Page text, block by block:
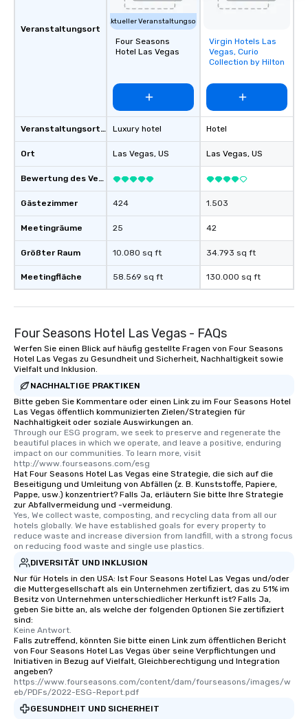
Veranstaltungsort
Veranstaltungsortstyp
Ort
Bewertung des Veranstaltungsortes
Gästezimmer
Meetingräume
Größter Raum
Meetingfläche
Aktueller Veranstaltungsort
Four Seasons
Hotel Las Vegas
Luxury hotel
Las Vegas, US
424
25
10.080 sq ft
58.569 sq ft
Removed from
favorites
Virgin Hotels Las
Vegas, Curio
Collection by Hilton
Hotel
Las Vegas, US
1.503
42
34.793 sq ft
130.000 sq ft
Four Seasons Hotel Las Vegas - FAQs
Werfen Sie einen Blick auf häufig gestellte Fragen von Four Seasons
Hotel Las Vegas zu Gesundheit und Sicherheit, Nachhaltigkeit sowie
Vielfalt und Inklusion.
NACHHALTIGE PRAKTIKEN
Bitte geben Sie Kommentare oder einen Link zu im Four Seasons Hotel
Las Vegas öffentlich kommunizierten Zielen/Strategien für
Nachhaltigkeit oder soziale Auswirkungen an.
Through our ESG program, we seek to preserve and regenerate the
beautiful places in which we operate, and leave a positive, enduring
impact on our communities. To learn more, visit
http://www.fourseasons.com/esg
Hat Four Seasons Hotel Las Vegas eine Strategie, die sich auf die
Beseitigung und Umleitung von Abfällen (z. B. Kunststoffe, Papiere,
Pappe, usw.) konzentriert? Falls Ja, erläutern Sie bitte Ihre Strategie
zur Abfallvermeidung und -vermeidung.
Yes, We collect waste, composting, and recycling data from all our
hotels globally. We have established goals for every property to
reduce waste and increase diversion from landfill, with a strong focus
on reducing food waste and single use plastics.
DIVERSITÄT UND INKLUSION
Nur für Hotels in den USA: Ist Four Seasons Hotel Las Vegas und/oder
die Muttergesellschaft als ein Unternehmen zertifiziert, das zu 51% im
Besitz von Unternehmen unterschiedlicher Herkunft ist? Falls Ja,
geben Sie bitte an, als welche der folgenden Optionen Sie zertifiziert
sind:
Keine Antwort.
Falls zutreffend, könnten Sie bitte einen Link zum öffentlichen Bericht
von Four Seasons Hotel Las Vegas über seine Verpflichtungen und
Initiativen in Bezug auf Vielfalt, Gleichberechtigung und Integration
angeben?
https://www.fourseasons.com/content/dam/fourseasons/images/w
eb/PDFs/2022-ESG-Report.pdf
GESUNDHEIT UND SICHERHEIT